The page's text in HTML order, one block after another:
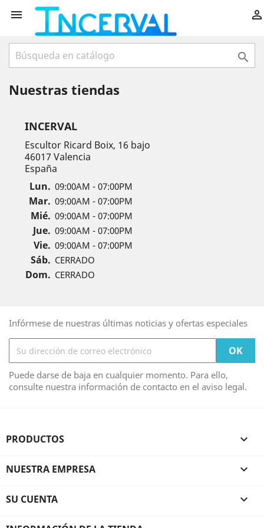
 

Nuestras tiendas
INCERVAL
Escultor Ricard Boix, 16 bajo
46017 Valencia
España
Lun. 09:00AM - 07:00PM
Mar. 09:00AM - 07:00PM
Mié. 09:00AM - 07:00PM
Jue. 09:00AM - 07:00PM
Vie. 09:00AM - 07:00PM
Sáb. CERRADO
Dom. CERRADO
Infórmese de nuestras últimas noticias y ofertas especiales
Puede darse de baja en cualquier momento. Para ello,
consulte nuestra información de contacto en el aviso legal.
PRODUCTOS 
NUESTRA EMPRESA 
SU CUENTA 